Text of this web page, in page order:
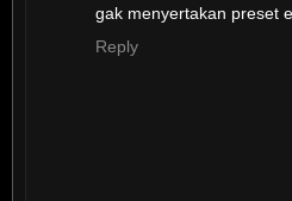
gak menyertakan preset
Reply